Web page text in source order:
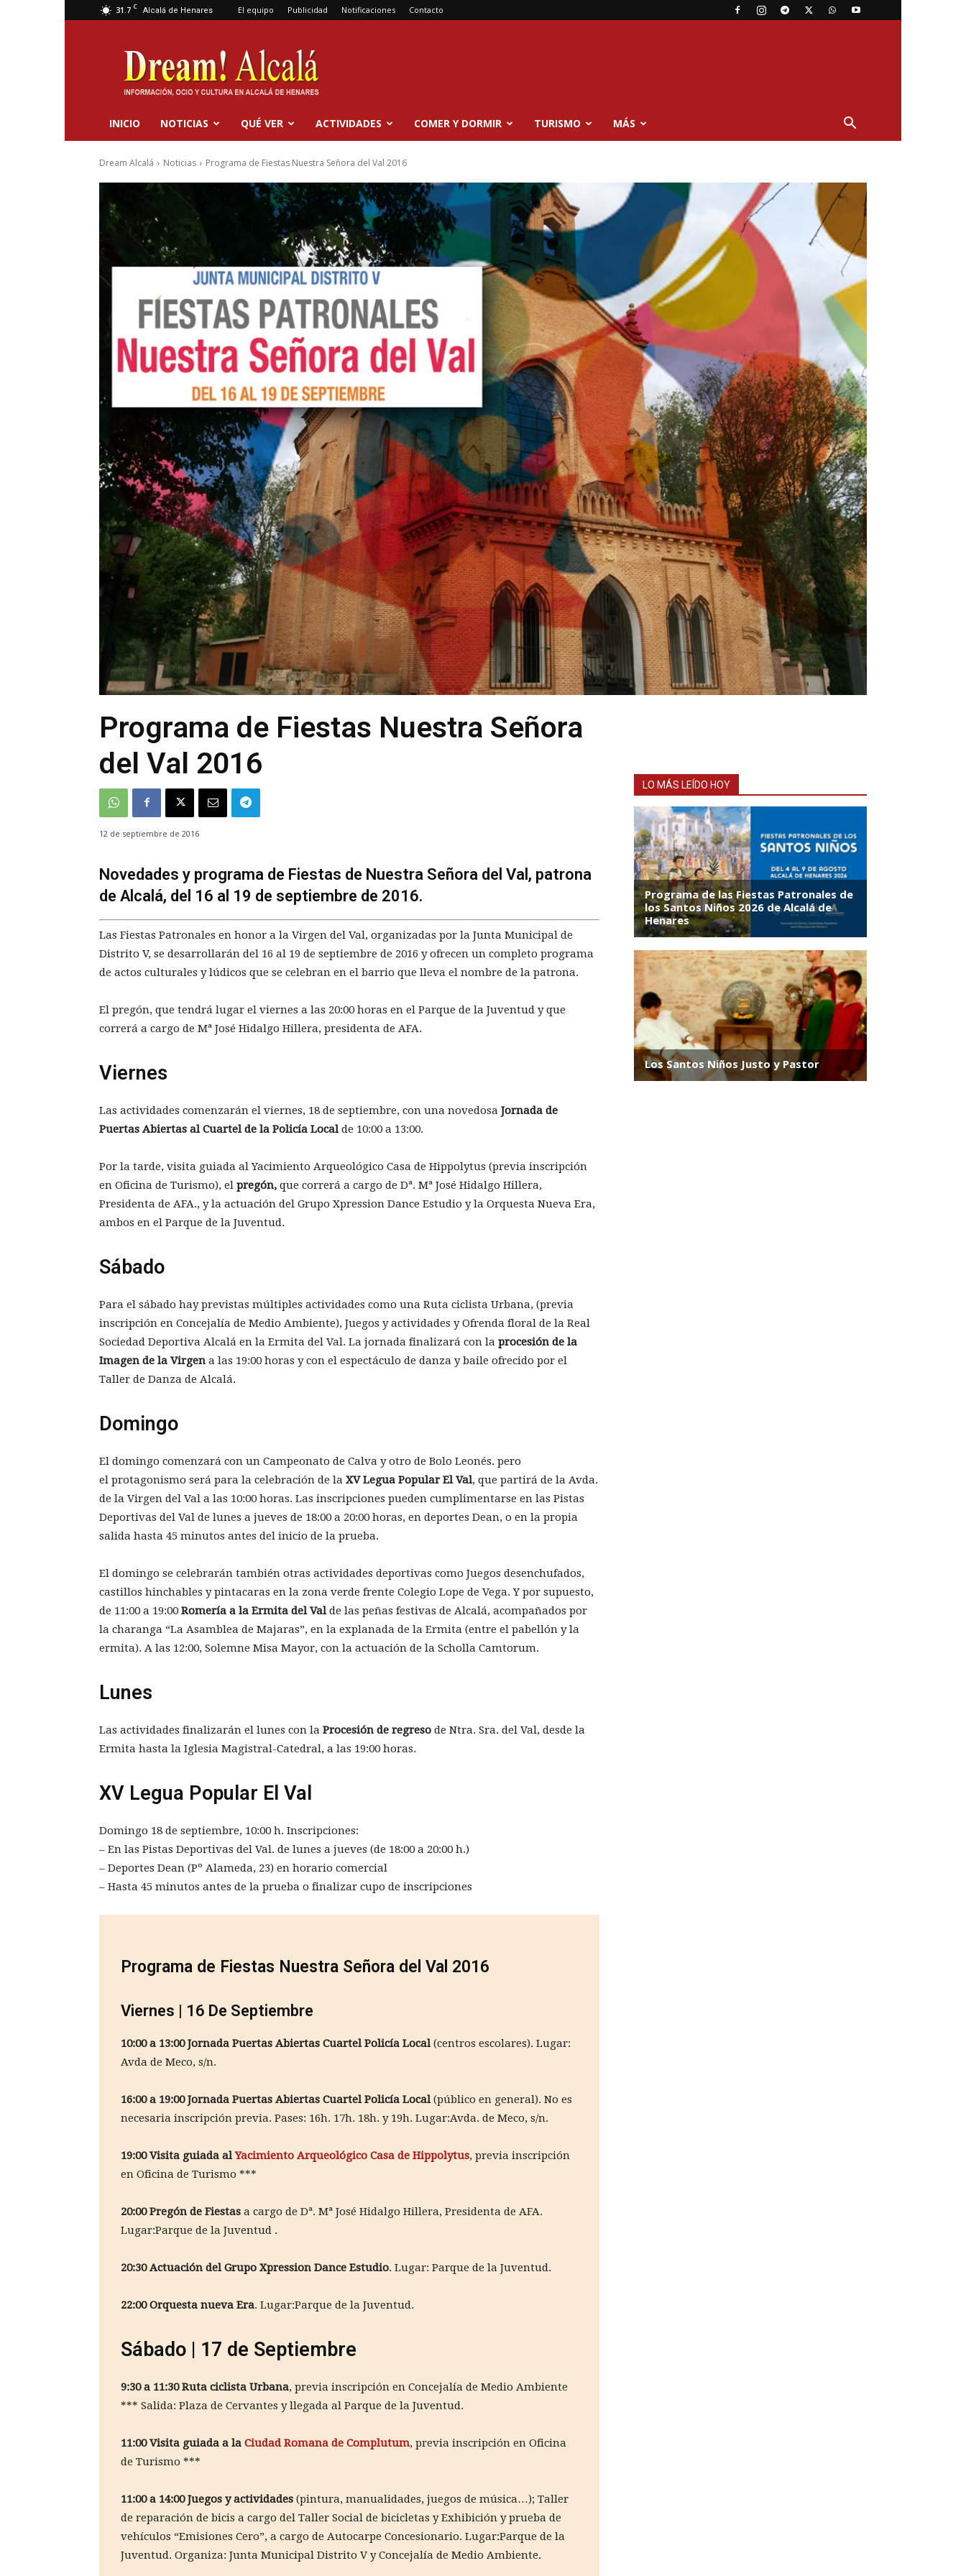
31.7 C Alcalá de Henares El equipo Publicidad Notificaciones Contacto
Dream
Alcalá
INICIO NOTICIAS QUÉ VER ACTIVIDADES COMER Y DORMIR TURISMO MÁS
Dream Alcalá Noticias Programa de Fiestas Nuestra Señora del Val 2016
Programa de Fiestas Nuestra Señora
del Val 2016
12 de septiembre de 2016
Novedades y programa de Fiestas de Nuestra Señora del Val, patrona
de Alcalá, del 16 al 19 de septiembre de 2016.
Las Fiestas Patronales en honor a la Virgen del Val, organizadas por la Junta Municipal de
Distrito V, se desarrollarán del 16 al 19 de septiembre de 2016 y ofrecen un completo programa
de actos culturales y lúdicos que se celebran en el barrio que lleva el nombre de la patrona.
El pregón, que tendrá lugar el viernes a las 20:00 horas en el Parque de la Juventud y que
correrá a cargo de Mª José Hidalgo Hillera, presidenta de AFA.
Viernes
Las actividades comenzarán el viernes, 18 de septiembre, con una novedosa Jornada de
Puertas Abiertas al Cuartel de la Policía Localde 10:00 a 13:00.
Por la tarde, visita guiada al Yacimiento Arqueológico Casa de Hippolytus (previa inscripción
en Oficina de Turismo), el pregón, que correrá a cargo de Dª. Mª José Hidalgo Hillera,
Presidenta de AFA., y la actuación del Grupo Xpression Dance Estudio y la Orquesta Nueva Era,
ambos en el Parque de la Juventud.
Sábado
Para el sábado hay previstas múltiples actividades como una Ruta ciclista Urbana, (previa
inscripción en Concejalía de Medio Ambiente), Juegos y actividades y Ofrenda floral de la Real
Sociedad Deportiva Alcalá en la Ermita del Val. La jornada finalizará con la procesión de la
Imagen de la Virgen a las 19:00 horas y con el espectáculo de danza y baile ofrecido por el
Taller de Danza de Alcalá.
Domingo
El domingo comenzará con un Campeonato de Calva y otro de Bolo Leonés. pero
el protagonismo será para la celebración de la XV Legua Popular El Val, que partirá de la Avda.
de la Virgen del Val a las 10:00 horas. Las inscripciones pueden cumplimentarse en las Pistas
Deportivas del Val de lunes a jueves de 18:00 a 20:00 horas, en deportes Dean, o en la propia
salida hasta 45 minutos antes del inicio de la prueba.
El domingo se celebrarán también otras actividades deportivas como Juegos desenchufados,
castillos hinchables y pintacaras en la zona verde frente Colegio Lope de Vega. Y por supuesto,
de 11:00 a 19:00 Romería a la Ermita del Valde las peñas festivas de Alcalá, acompañados por
la charanga “La Asamblea de Majaras”, en la explanada de la Ermita (entre el pabellón y la
ermita). A las 12:00, Solemne Misa Mayor, con la actuación de la Scholla Camtorum.
Lunes
Las actividades finalizarán el lunes con la Procesión de regreso de Ntra. Sra. del Val, desde la
Ermita hasta la Iglesia Magistral-Catedral, a las 19:00 horas.
XV Legua Popular El Val
Domingo 18 de septiembre, 10:00 h. Inscripciones:
– En las Pistas Deportivas del Val. de lunes a jueves (de 18:00 a 20:00 h.)
– Deportes Dean (Pº Alameda, 23) en horario comercial
– Hasta 45 minutos antes de la prueba o finalizar cupo de inscripciones
Programa de Fiestas Nuestra Señora del Val 2016
Viernes | 16 De Septiembre
10:00 a 13:00 Jornada Puertas Abiertas Cuartel Policía Local(centros escolares). Lugar:
Avda de Meco, s/n.
16:00 a 19:00 Jornada Puertas Abiertas Cuartel Policía Local(público en general). No es
necesaria inscripción previa. Pases: 16h. 17h. 18h. y 19h. Lugar:Avda. de Meco, s/n.
19:00 Visita guiada alYacimiento Arqueológico Casa de Hippolytus, previa inscripción
en Oficina de Turismo ***
20:00 Pregón de Fiestas a cargo de Dª. Mª José Hidalgo Hillera, Presidenta de AFA.
Lugar:Parque de la Juventud .
20:30 Actuación del Grupo Xpression Dance Estudio. Lugar: Parque de la Juventud.
22:00 Orquesta nueva Era. Lugar:Parque de la Juventud.
Sábado | 17 de Septiembre
9:30 a 11:30 Ruta ciclista Urbana, previa inscripción en Concejalía de Medio Ambiente
*** Salida: Plaza de Cervantes y llegada al Parque de la Juventud.
11:00 Visita guiada a la Ciudad Romana de Complutum, previa inscripción en Oficina
de Turismo ***
11:00 a 14:00 Juegos y actividades (pintura, manualidades, juegos de música…); Taller
de reparación de bicis a cargo del Taller Social de bicicletas y Exhibición y prueba de
vehículos “Emisiones Cero”, a cargo de Autocarpe Concesionario. Lugar:Parque de la
Juventud. Organiza: Junta Municipal Distrito V y Concejalía de Medio Ambiente.
LO MÁS LEÍDO HOY